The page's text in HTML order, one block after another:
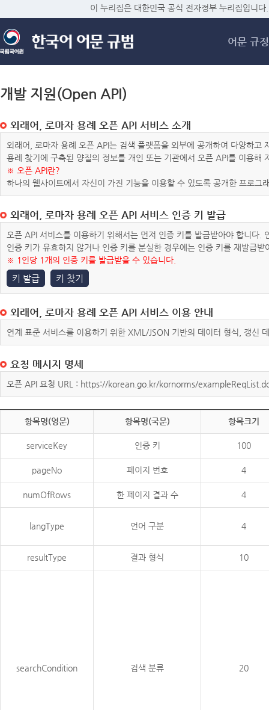
메
이 누리집은 대한민국 공식 전자정부 누리집입니다.
어문 규정
개발 지원(Open API)
외래어, 로마자 용례 오픈 API 서비스 소개
외래어, 로마자 용례 오픈 API는 검색 플랫폼을 외부에 공개하여 다양하
용례 찾기에 구축된 양질의 정보를 개인 또는 기관에서 오픈 API를 이용해
※ 오픈 API란?
하나의 웹사이트에서 자신이 가진 기능을 이용할 수 있도록 공개한 프로그
외래어, 로마자 용례 오픈 API 서비스 인증 키 발급
오픈 API 서비스를 이용하기 위해서는 먼저 인증 키를 발급받아야 합니다
인증 키가 유효하지 않거나 인증 키를 분실한 경우에는 인증 키를 재발급받
※ 1인당 1개의 인증 키를 발급받을 수 있습니다.
키 발급 키 찾기
외래어, 로마자 용례 오픈 API 서비스 이용 안내
연계 표준 서비스를 이용하기 위한 XML/JSON 기반의 데이터 형식, 갱신
요청 메시지 명세
오픈 API 요청 URL : https://korean.go.kr/kornorms/
항목명(영문) 항목명(국문) 항목크기
serviceKey 인증 키 100
pageNo 페이지 번호 4
numOfRows 한 페이지 결과 수 4
langType 언어 구분 4
resultType 결과 형식 10
searchCondition 검색 분류 20